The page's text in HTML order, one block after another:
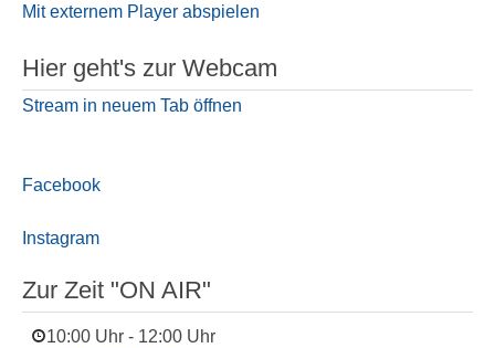
Mit externem Player abspielen
Hier geht's zur Webcam
Stream in neuem Tab öffnen
Facebook
Instagram
Zur Zeit "ON AIR"
10:00 Uhr - 12:00 Uhr